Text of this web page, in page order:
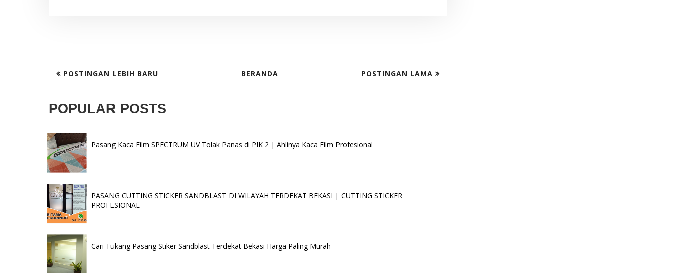
POSTINGAN LEBIH BARU POSTINGAN LAMA
BERANDA
POPULAR POSTS
Pasang Kaca Film SPECTRUM UV Tolak Panas di PIK 2 | Ahlinya Kaca Film Profesional
PASANG CUTTING STICKER SANDBLAST DI WILAYAH TERDEKAT BEKASI | CUTTING STICKER
PROFESIONAL
Cari Tukang Pasang Stiker Sandblast Terdekat Bekasi Harga Paling Murah